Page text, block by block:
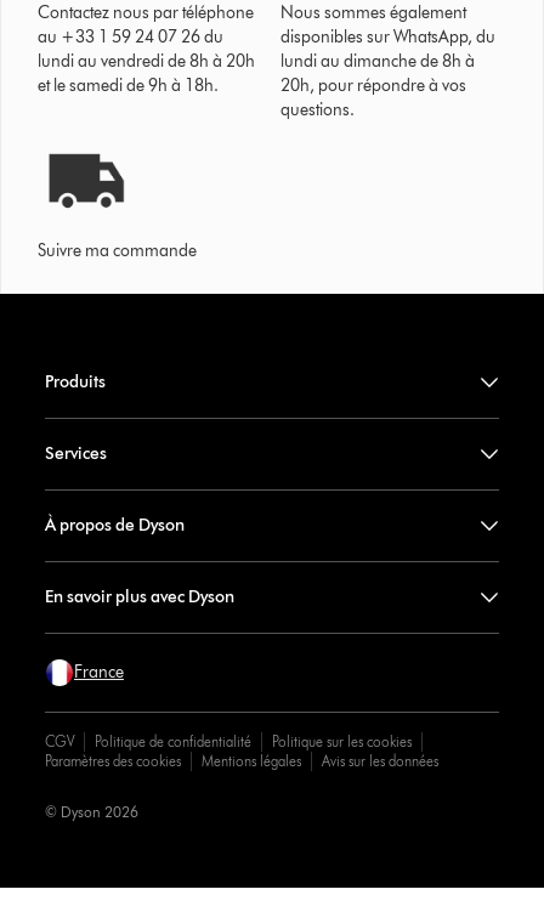
Contactez nous par téléphone
au +33 1 59 24 07 26 du
lundi au vendredi de 8h à 20h
et le samedi de 9h à 18h.
Nous sommes également
disponibles sur WhatsApp, du
lundi au dimanche de 8h à
20h, pour répondre à vos
questions.
Suivre ma commande
Produits
Services
À propos de Dyson
En savoir plus avec Dyson
France
CGV Politique de confidentialité
Politique sur les cookies
Paramètres des cookies
Mentions légales Avis sur les données
© Dyson 2026